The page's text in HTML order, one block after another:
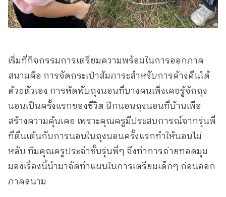
เริ่มที่กิจกรรมการเตรียมความพร้อมในการออกภาค
สนามคือ การจัดกระเป๋าสัมภาระสำหรับการค้างคืนได้
ด้วยตัวเอง การหัดพับถุงนอนที่บางคนเพิ่งเคยรู้จักถุง
นอนเป็นครั้งแรกของชีวิต ฝึกนอนถุงนอนที่บ้านเพื่อ
สร้างความคุ้นเคย เพราะคุณครูมีประสบการณ์จากรุ่นพี่
ที่ตื่นเต้นกับการนอนในถุงนอนครั้งแรกทำให้นอนไม่
หลับ ทีมคุณครูประจำชั้นรุ่นพี่ๆ จึงทำการถ่ายทอดมุม
มองเรื่องนี้นำมาจัดทำแผนในการเตรียมเด็กๆ ก่อนออก
ภาคสนาม